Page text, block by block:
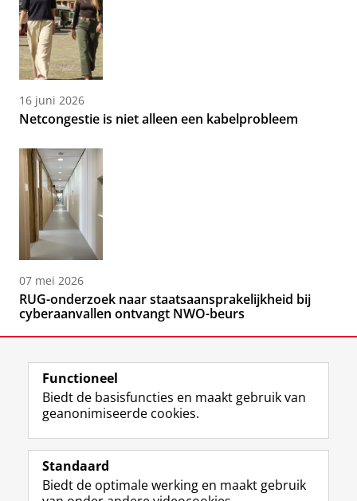
16 juni 2026
Netcongestie is niet alleen een kabelprobleem
07 mei 2026
RUG-onderzoek naar staatsaansprakelijkheid bij
cyberaanvallen ontvangt NWO-beurs
Volg de RUG
F
a
e
L
i
k
R
S
-
I
n
t
Y
o
T
Studiekiezers
Functioneel
Biedt de basisfuncties en maakt gebruik van
geanonimiseerde cookies.
Standaard
Biedt de optimale werking en maakt gebruik